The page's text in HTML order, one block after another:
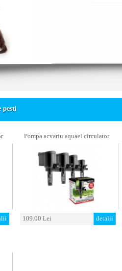
pesti
Pompa acvariu aquael circulator
109.00 Lei detalii